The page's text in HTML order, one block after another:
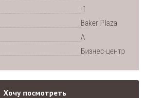
-1
Baker Plaza
A
Бизнес-центр
Хочу посмотреть